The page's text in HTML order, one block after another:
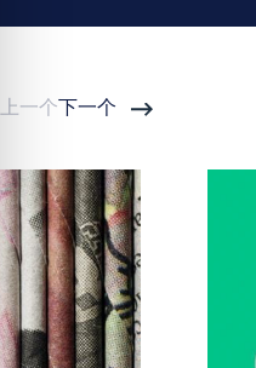
S. 84 - 87,
Kenji
–
nach der
上一个 下一个